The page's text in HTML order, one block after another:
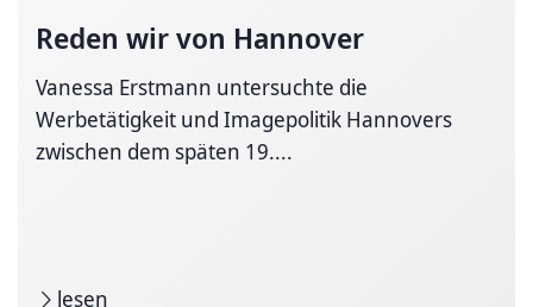
Reden wir von Hannover
Vanessa Erstmann untersuchte die
Werbetätigkeit und Imagepolitik Hannovers
zwischen dem späten 19....
lesen